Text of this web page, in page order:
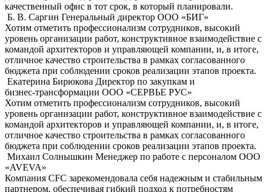
качественный офис в тот срок, в который планировали.
Б. В. Саргин Генеральный директор OOO «БИГ»
Хотим отметить профессионализм сотрудников, высокий
уровень организации работ, конструктивное взаимодействие с
командой архитекторов и управляющей компании, и, в итоге,
отличное качество строительства в рамках согласованного
бюджета при соблюдении сроков реализации этапов проекта.
Екатерина Бирюкова Директор по закупкам и
бизнес-трансформации ООО «СЕРВЬЕ РУС»
Хотим отметить профессионализм сотрудников, высокий
уровень организации работ, конструктивное взаимодействие с
командой архитекторов и управляющей компании, и, в итоге,
отличное качество строительства в рамках согласованного
бюджета при соблюдении сроков реализации этапов проекта.
Михаил Солнышкин Менеджер по работе с персоналом ООО
«AVEVA»
Компания CFC зарекомендовала себя надежным и стабильным
партнером, обеспечивая гибкий подход к потребностям